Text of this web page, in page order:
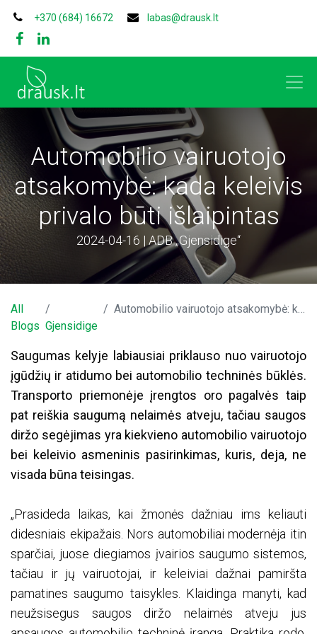
+370 (684) 16672 labas@drausk.lt
Automobilio vairuotojo
atsakomybė: kada keleivis
privalo būti išlaipintas
2024-04-16 | ADB „Gjensidige“
All
Blogs Gjensidige
Automobilio vairuotojo atsakomybė: kada keleivis privalo būti išlaipintas
Saugumas kelyje labiausiai priklauso nuo vairuotojo
įgūdžių ir atidumo bei automobilio techninės būklės.
Transporto priemonėje įrengtos oro pagalvės taip
pat reiškia saugumą nelaimės atveju, tačiau saugos
diržo segėjimas yra kiekvieno automobilio vairuotojo
bei keleivio asmeninis pasirinkimas, kuris, deja, ne
visada būna teisingas.
„Prasideda laikas, kai žmonės dažniau ims keliauti
didesniais ekipažais. Nors automobiliai modernėja itin
sparčiai, juose diegiamos įvairios saugumo sistemos,
tačiau ir jų vairuotojai, ir keleiviai dažnai pamiršta
pamatines saugumo taisykles. Klaidinga manyti, kad
neužsisegus saugos diržo nelaimės atveju jus